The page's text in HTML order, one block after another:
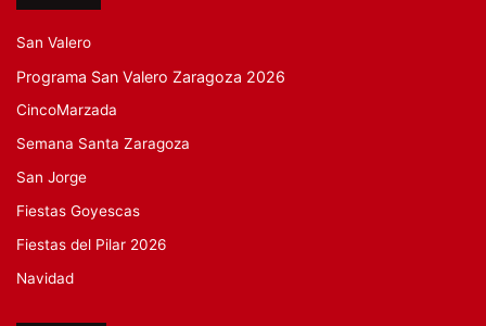
San Valero
Programa San Valero Zaragoza 2026
CincoMarzada
Semana Santa Zaragoza
San Jorge
Fiestas Goyescas
Fiestas del Pilar 2026
Navidad